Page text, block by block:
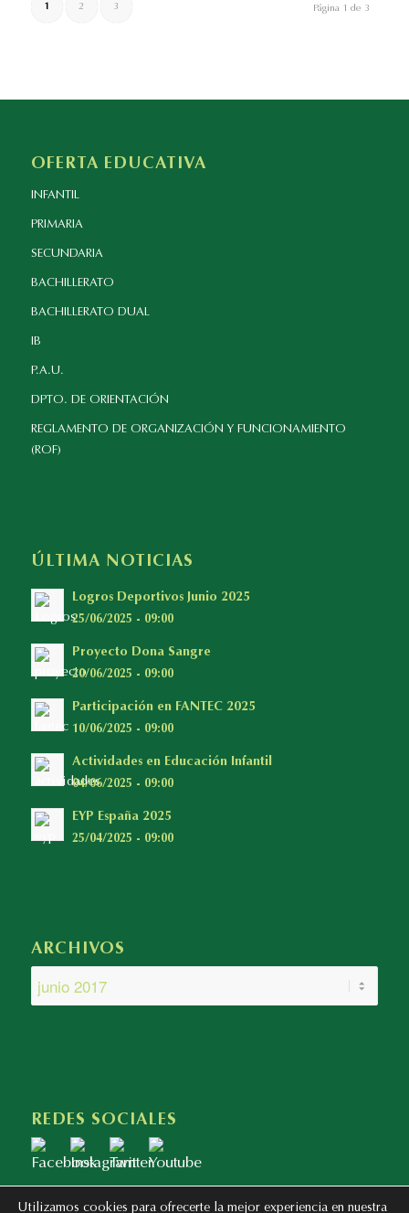
Página 1 de 3
1 2 3
OFERTA EDUCATIVA
INFANTIL
PRIMARIA
SECUNDARIA
BACHILLERATO
BACHILLERATO DUAL
IB
P.A.U.
DPTO. DE ORIENTACIÓN
REGLAMENTO DE ORGANIZACIÓN Y FUNCIONAMIENTO
(ROF)
ÚLTIMA NOTICIAS
Logros Deportivos Junio 2025
25/06/2025 - 09:00
Proyecto Dona Sangre
20/06/2025 - 09:00
Participación en FANTEC 2025
10/06/2025 - 09:00
Actividades en Educación Infantil
04/06/2025 - 09:00
EYP España 2025
25/04/2025 - 09:00
ARCHIVOS
REDES SOCIALES
Utilizamos cookies para ofrecerte la mejor experiencia en nuestra